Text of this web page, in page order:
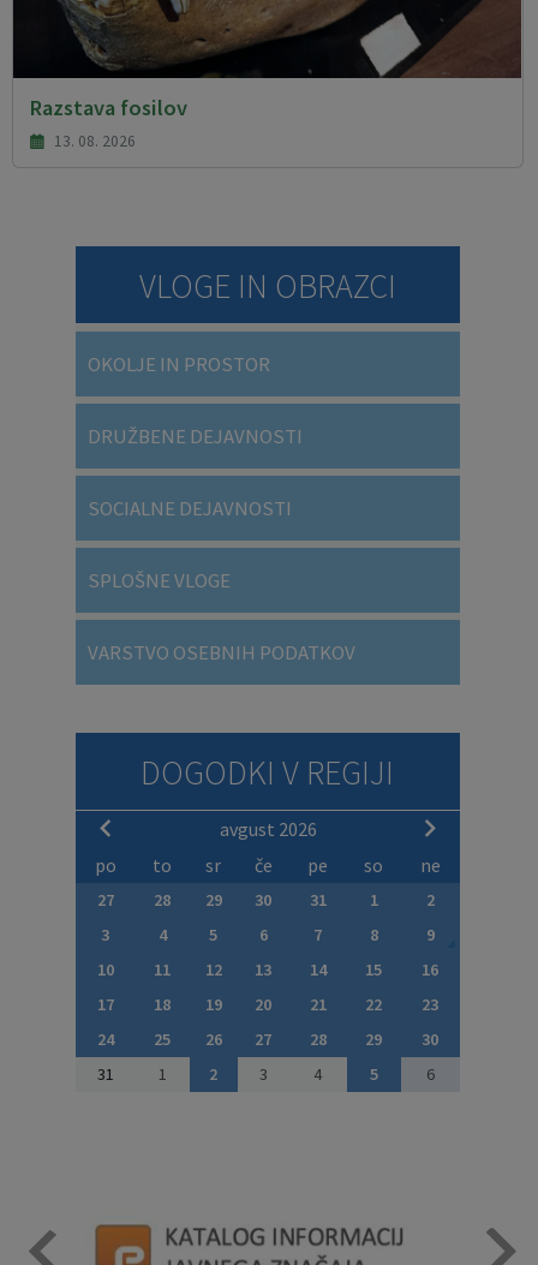
Razstava fosilov
13. 08. 2026
VLOGE IN OBRAZCI
OKOLJE IN PROSTOR
DRUŽBENE DEJAVNOSTI
SOCIALNE DEJAVNOSTI
SPLOŠNE VLOGE
VARSTVO OSEBNIH PODATKOV
DOGODKI V REGIJI
avgust 2026
po
to sr če pe so ne
27 28 29 30 31 1
2
3
4 5 6 7 8
9
10
11 12 13 14 15
16
17
18 19 20 21 22
23
24
25 26 27 28 29
30
31
1 2 3 4 5 6